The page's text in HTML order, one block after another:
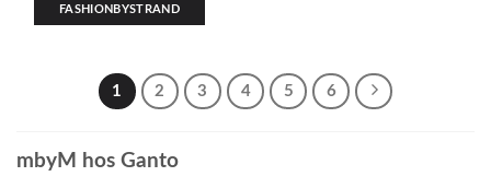
FASHIONBYSTRAND
1 2 3 4 5 6
mbyM hos Ganto